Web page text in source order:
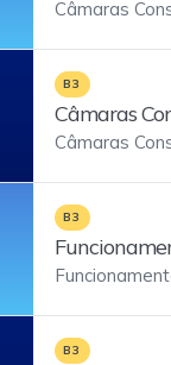
Câmaras
B3
Câmaras
Câmaras
B3
B3